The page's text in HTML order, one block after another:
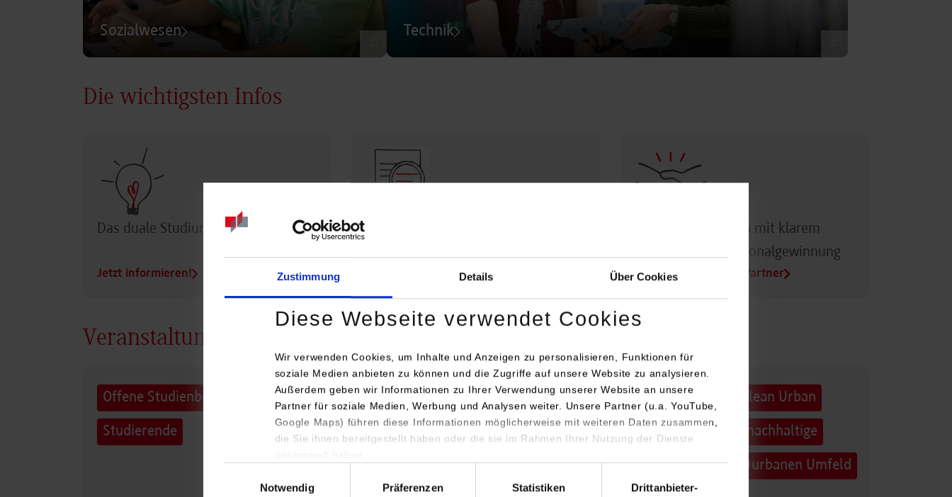
Zustimmung Details Über Cookies
Diese Webseite verwendet Cookies
Wir verwenden Cookies, um Inhalte und Anzeigen zu personalisieren, Funktionen für
soziale Medien anbieten zu können und die Zugriffe auf unsere Website zu analysieren.
Außerdem geben wir Informationen zu Ihrer Verwendung unserer Website an unsere
Partner für soziale Medien, Werbung und Analysen weiter. Unsere Partner (u.a. YouTube,
Google Maps) führen diese Informationen möglicherweise mit weiteren Daten zusammen,
die Sie ihnen bereitgestellt haben oder die sie im Rahmen Ihrer Nutzung der Dienste
Notwendig
Präferenzen Statistiken
Drittanbieter-
Sozialwesen Technik
Die wichtigsten Infos
Das duale Studium im Überblick
Jetzt informieren! Profil der DHBW Stuttgart
Dualer Partner sein mit klarem
Vorteil bei der Personalgewinnung
Alle Infos für Duale Partner
Veranstaltungen
Offene Studienberatung für
Studierende
INDIS-Infoveranstaltung für
Studierende
Technologietag: Clean Urban
Transportation – nachhaltige
Mobilität im (sub)urbanen Umfeld